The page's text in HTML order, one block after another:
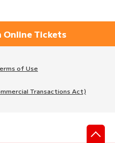
Online Tickets
of Use
Transactions Act)